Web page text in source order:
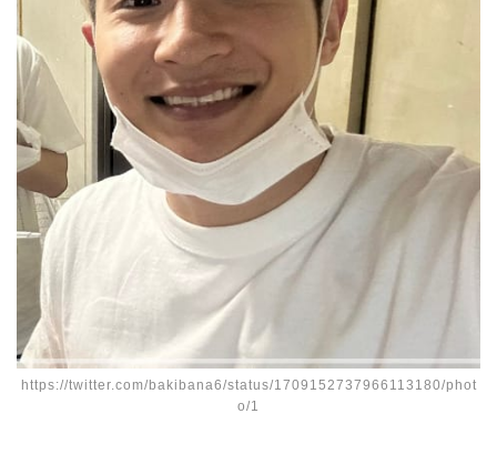
https://twitter.com/bakibana6/status/1709152737966113180/phot
o/1